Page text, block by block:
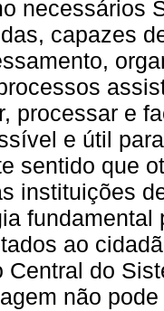
necessários
capazes
processar e
e útil
sentido que
instituições
ao
Central do
não